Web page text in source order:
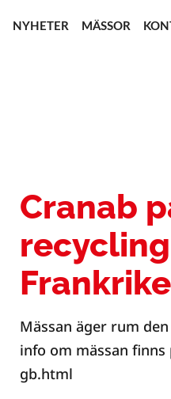
NYHETER MÄSSOR
Cranab
Frankrike
Mässan äger rum
info om mässan
gb.html